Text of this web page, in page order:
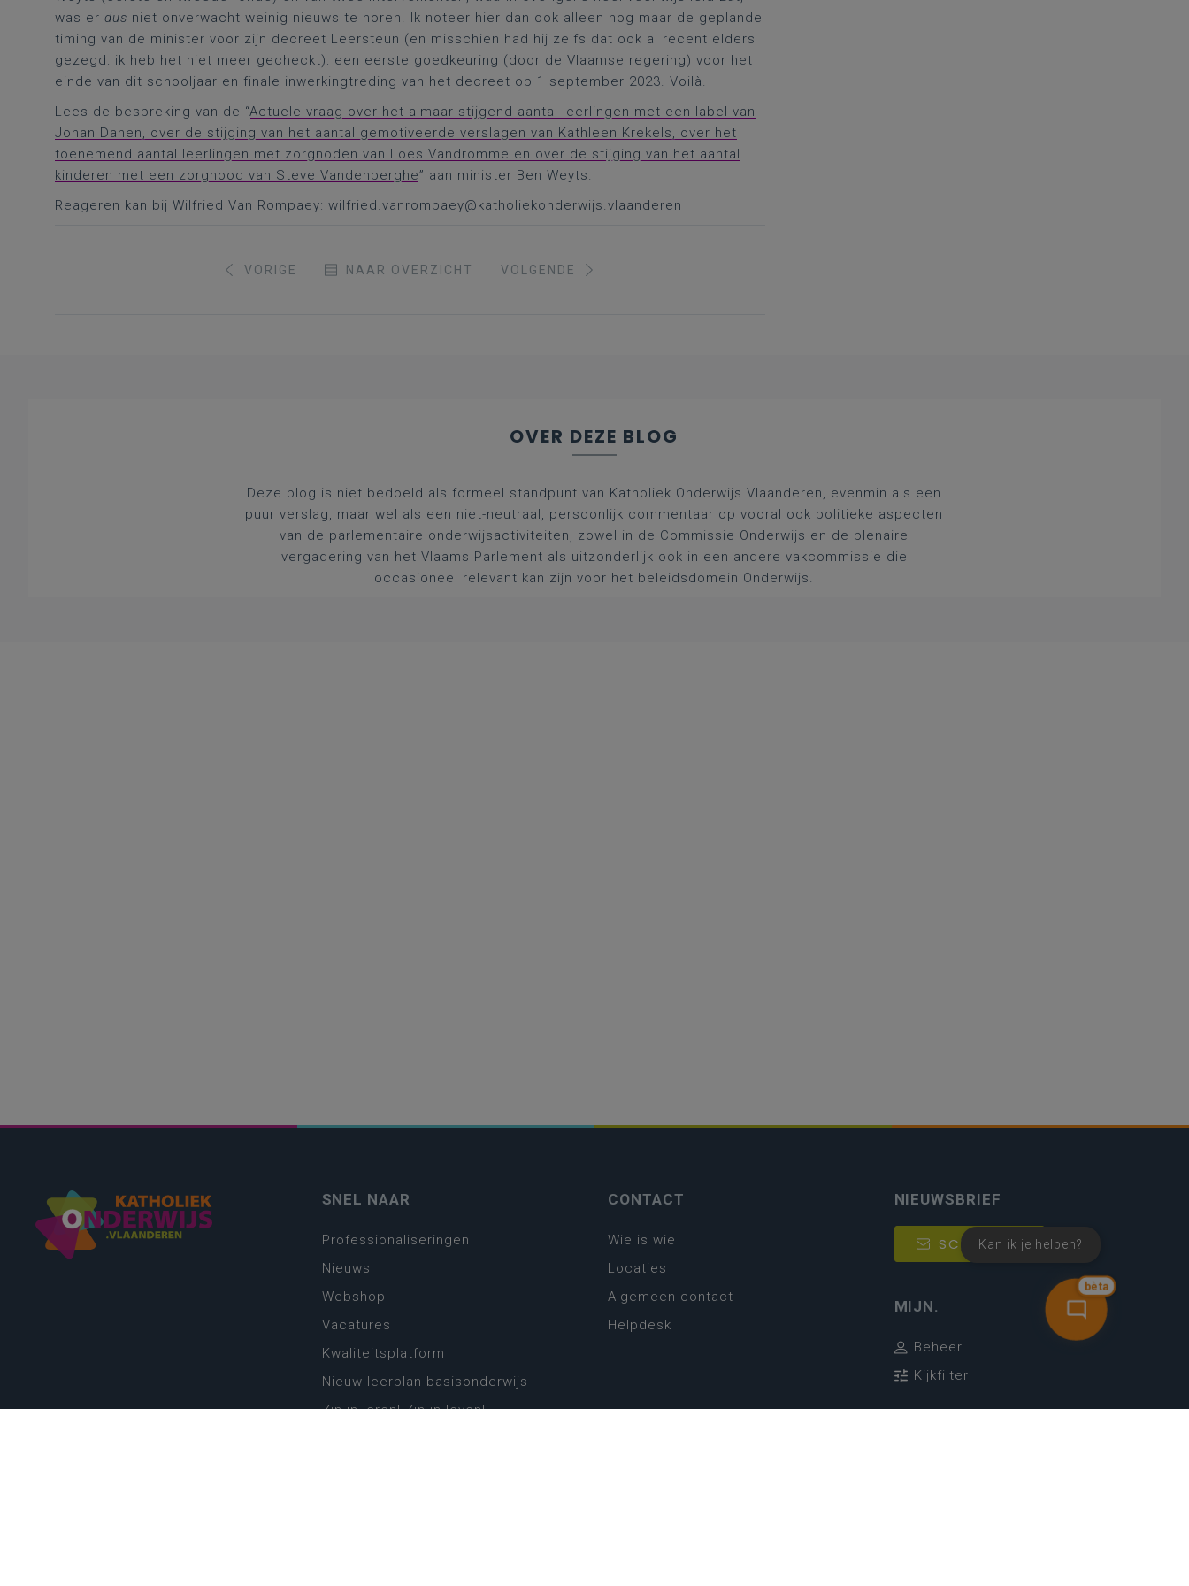
was er dus niet onverwacht weinig nieuws te horen. Ik noteer hier dan ook alleen nog maar de geplande
timing van de minister voor zijn decreet Leersteun (en misschien had hij zelfs dat ook al recent elders
gezegd: ik heb het niet meer gecheckt): een eerste goedkeuring (door de Vlaamse regering) voor het
einde van dit schooljaar en finale inwerkingtreding van het decreet op 1 september 2023. Voilà.
Lees de bespreking van de “Actuele vraag over het almaar stijgend aantal leerlingen met een label van
Johan Danen, over de stijging van het aantal gemotiveerde verslagen van Kathleen Krekels, over het
toenemend aantal leerlingen met zorgnoden van Loes Vandromme en over de stijging van het aantal
kinderen met een zorgnood van Steve Vandenberghe” aan minister Ben Weyts.
Reageren kan bij Wilfried Van Rompaey: wilfried.vanrompaey@katholiekonderwijs.vlaanderen
VORIGE NAAR OVERZICHT VOLGENDE
OVER DEZE BLOG
Deze blog is niet bedoeld als formeel standpunt van Katholiek Onderwijs Vlaanderen, evenmin als een
puur verslag, maar wel als een niet-neutraal, persoonlijk commentaar op vooral ook politieke aspecten
van de parlementaire onderwijsactiviteiten, zowel in de Commissie Onderwijs en de plenaire
vergadering van het Vlaams Parlement als uitzonderlijk ook in een andere vakcommissie die
occasioneel relevant kan zijn voor het beleidsdomein Onderwijs.
bèta
Kan ik je helpen?
SNEL NAAR
Professionaliseringen
Nieuws
Webshop
Vacatures
Kwaliteitsplatform
Nieuw leerplan basisonderwijs
Zin in leren! Zin in leven!
CONTACT
Wie is wie
Locaties
Algemeen contact
Helpdesk
NIEUWSBRIEF
SCHRIJF IN
MIJN.
Beheer
Kijkfilter